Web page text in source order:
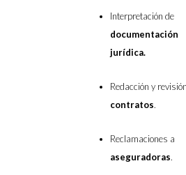
Interpretación de
documentación
jurídica.
Redacción y
contratos.
Reclamaciones a
aseguradoras.